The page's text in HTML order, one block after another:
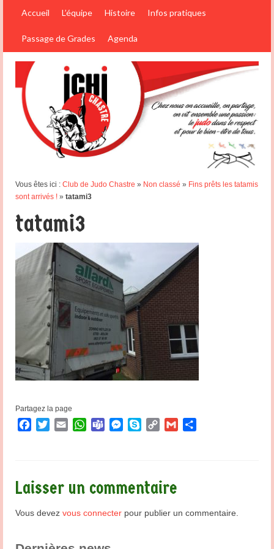
Accueil L’équipe Histoire Infos pratiques
Passage de Grades Agenda
Vous êtes ici : Club de Judo Chastre » Non classé » Fins prêts les tatamis
sont arrivés ! » tatami3
tatami3
Partagez la page
Facebook
TwitterEmailWhatsApp
TeamsMessenger
SkypeCopy Gmail
Laisser un commentaire
Vous devez vous connecter pour publier un commentaire.